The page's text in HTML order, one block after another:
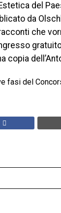
del
da
che
copia
fasi del